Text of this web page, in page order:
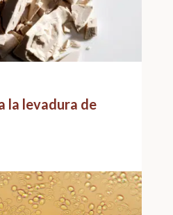
la levadura de